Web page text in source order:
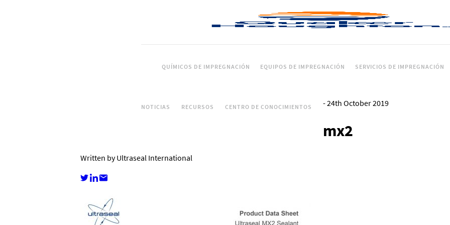
QUÍMICOS DE IMPREGNACIÓN EQUIPOS DE IMPREGNACIÓN SERVICIOS DE IMPREGNACIÓN
NOTICIAS RECURSOS CENTRO DE CONOCIMIENTOS -24th October 2019
mx2
Written by Ultraseal International